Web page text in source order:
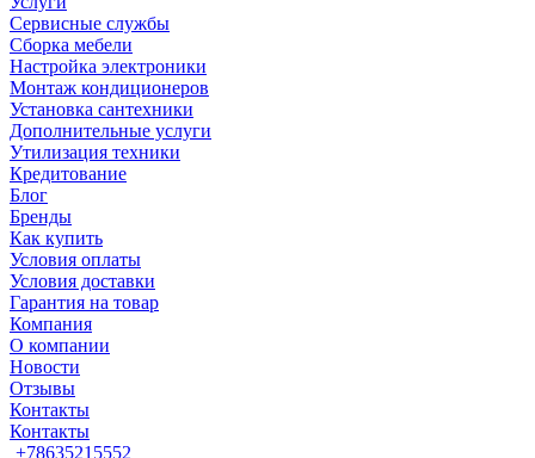
Сервисные службы
Сборка мебели
Настройка электроники
Монтаж кондиционеров
Установка сантехники
Дополнительные услуги
Утилизация техники
Кредитование
Блог
Бренды
Как купить
Условия оплаты
Условия доставки
Гарантия на товар
Компания
О компании
Новости
Отзывы
Контакты
Контакты
+78635215552